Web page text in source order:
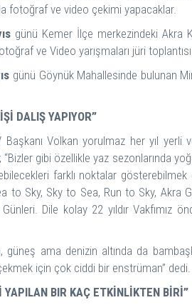
fotoğraf ve video çekimi yapacaklar.
günü Kemer İlçe merkezindeki Akra
ve Video yarışmaları jüri
günü Göynük Mahallesinde bulunan
DALIŞ YAPIYOR”
Volkan yorulmaz her yıl
gibi özellikle yaz sezonlarında
farklı noktalar
Sky, Sky to Sea, Run to Sky, Akra
Dile kolay 22 yıldır Vakfımız
ama denizin altında da
için çok ciddi bir enstrüman” dedi.
YAPILAN BIR KAÇ ETKİNLİKTEN BİRİ”